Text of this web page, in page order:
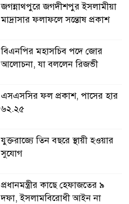
জগন্নাথপুরে জগদীশপুর ইসলামীয়া
মাদ্রাসার ফলাফলে সন্তোষ প্রকাশ
বিএনপির মহাসচিব পদে জোর
আলোচনা, যা বললেন রিজভী
এসএসসির ফল প্রকাশ, পাসের হার
৬২.২৫
যুক্তরাজ্যে তিন বছরে স্থায়ী হওয়ার
সুযোগ
প্রধানমন্ত্রীর কাছে হেফাজতের ৯
দফা, ইসলামবিরোধী আইন না